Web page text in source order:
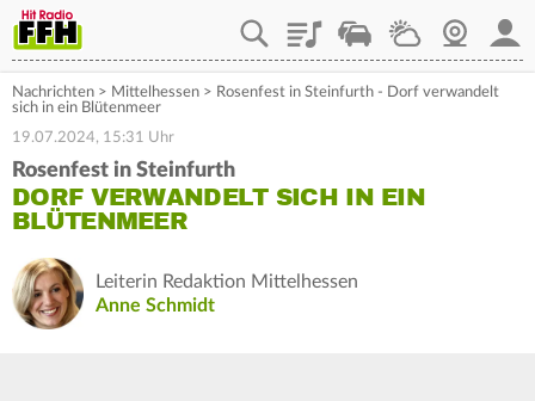
PlaylistStaupilotWetterWebcam
Nachrichten > Mittelhessen > Rosenfest in Steinfurth - Dorf verwandelt
sich in ein Blütenmeer
19.07.2024, 15:31 Uhr
Rosenfest in Steinfurth
DORF VERWANDELT SICH IN EIN
BLÜTENMEER
Leiterin Redaktion Mittelhessen
Anne Schmidt